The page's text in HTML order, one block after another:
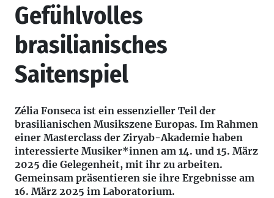
Gefühlvolles
brasilianisches
Saitenspiel
Zélia Fonseca ist ein essenzieller Teil der
brasilianischen Musikszene Europas. Im Rahmen
einer Masterclass der Ziryab-Akademie haben
interessierte Musiker*innen am 14. und 15. März
2025 die Gelegenheit, mit ihr zu arbeiten.
Gemeinsam präsentieren sie ihre Ergebnisse am
16. März 2025 im Laboratorium.